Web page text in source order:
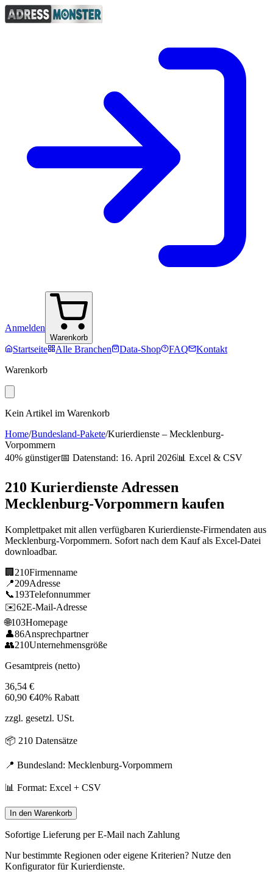
Anmelden
Warenkorb
Startseite Alle Branchen Data-Shop FAQ
Kontakt
Warenkorb
Kein Artikel im Warenkorb
Home/Bundesland-Pakete/Kurierdienste – Mecklenburg-
Vorpommern
40% günstiger📅 Datenstand: 16. April 2026📊 Excel & CSV
210 Kurierdienste Adressen
Mecklenburg-Vorpommern kaufen
Komplettpaket mit allen verfügbaren Kurierdienste-Firmendaten aus
Mecklenburg-Vorpommern. Sofort nach dem Kauf als Excel-Datei
downloadbar.
🏢 210Firmenname
📍209Adresse
📞193Telefonnummer
✉️62E-Mail-Adresse
🌐103Homepage
👤86Ansprechpartner
👥210Unternehmensgröße
Gesamtpreis (netto)
36,54 €
60,90 €40% Rabatt
zzgl. gesetzl. USt.
📦 210 Datensätze
📍 Bundesland: Mecklenburg-Vorpommern
📊 Format: Excel + CSV
In den Warenkorb
Sofortige Lieferung per E-Mail nach Zahlung
Nur bestimmte Regionen oder eigene Kriterien? Nutze den
Konfigurator fürKurierdienste.